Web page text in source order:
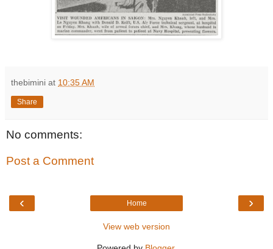
thebimini at 10:35 AM
Share
No comments:
Post a Comment
‹ ›
Home
View web version